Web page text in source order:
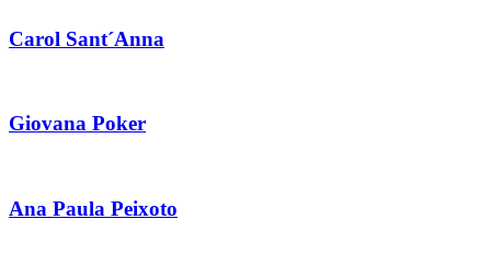
Carol Sant´Anna
Giovana Poker
Ana Paula Peixoto